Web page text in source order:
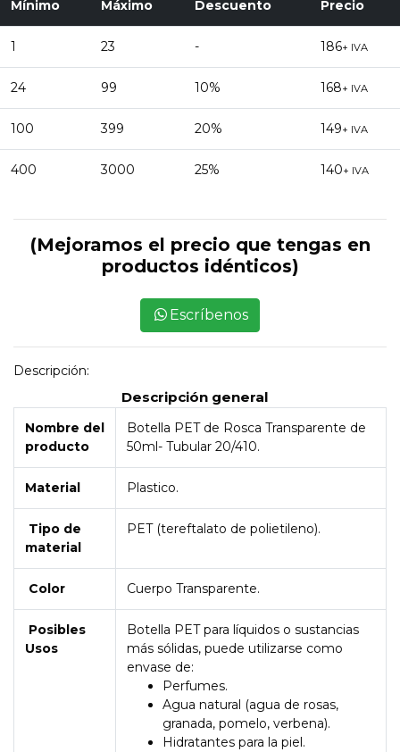
Mínimo Máximo Descuento Precio
1 23 - 186+ IVA
24 99 10% 168+ IVA
100 399 20% 149+ IVA
400 3000 25% 140+ IVA
(Mejoramos el precio que tengas en
productos idénticos)
Escríbenos
Descripción:
Descripción general
Nombre del
producto
Botella PET de Rosca Transparente de
50ml- Tubular 20/410.
Material Plastico.
Tipo de
material
PET (tereftalato de polietileno).
Color Cuerpo Transparente.
Posibles
Usos
Botella PET para líquidos o sustancias
más sólidas, puede utilizarse como
envase de:
Perfumes.
Agua natural (agua de rosas,
granada, pomelo, verbena).
Hidratantes para la piel.